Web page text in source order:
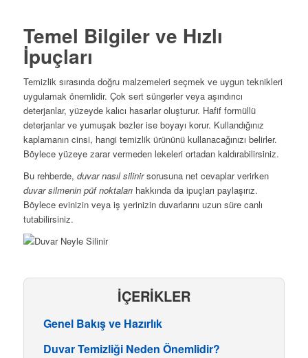
Temel Bilgiler ve Hızlı
İpuçları
Temizlik sırasında doğru malzemeleri seçmek ve uygun teknikleri
uygulamak önemlidir. Çok sert süngerler veya aşındırıcı
deterjanlar, yüzeyde kalıcı hasarlar oluşturur. Hafif formüllü
deterjanlar ve yumuşak bezler ise boyayı korur. Kullandığınız
kaplamanın cinsi, hangi temizlik ürününü kullanacağınızı belirler.
Böylece yüzeye zarar vermeden lekeleri ortadan kaldırabilirsiniz.
Bu rehberde, duvar nasıl silinirsorusuna net cevaplar verirken
duvar silmenin püf noktalarıhakkında da ipuçları paylaşırız.
Böylece evinizin veya iş yerinizin duvarlarını uzun süre canlı
tutabilirsiniz.
İÇERİKLER
Genel Bakış ve Hazırlık
Duvar Temizliği Neden Önemlidir?